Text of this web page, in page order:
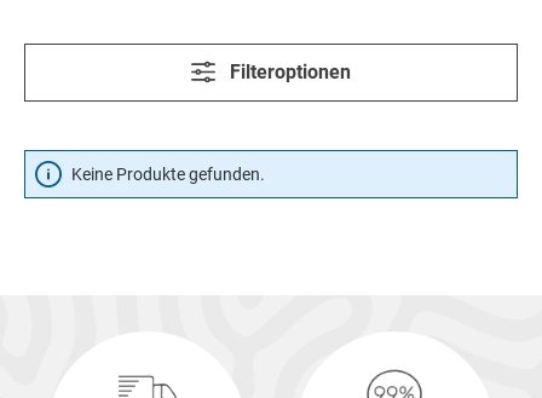
Filteroptionen
Keine Produkte gefunden.